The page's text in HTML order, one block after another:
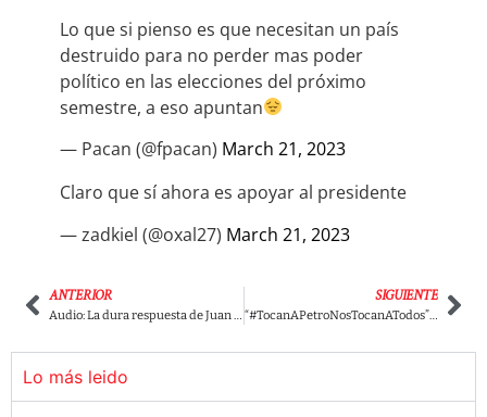
Lo que si pienso es que necesitan un país
destruido para no perder mas poder
político en las elecciones del próximo
semestre, a eso apuntan
— Pacan (@fpacan) March 21, 2023
Claro que sí ahora es apoyar al presidente
— zadkiel (@oxal27) March 21, 2023
ANTERIOR SIGUIENTE
“#TocanAPetroNosTocanATodos”: El hashtag que es tendencia en redes sociales. ¿Por qué?
Lo más leido